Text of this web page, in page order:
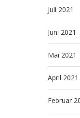
Juli 2021
Juni 2021
Mai 2021
April 2021
Februar